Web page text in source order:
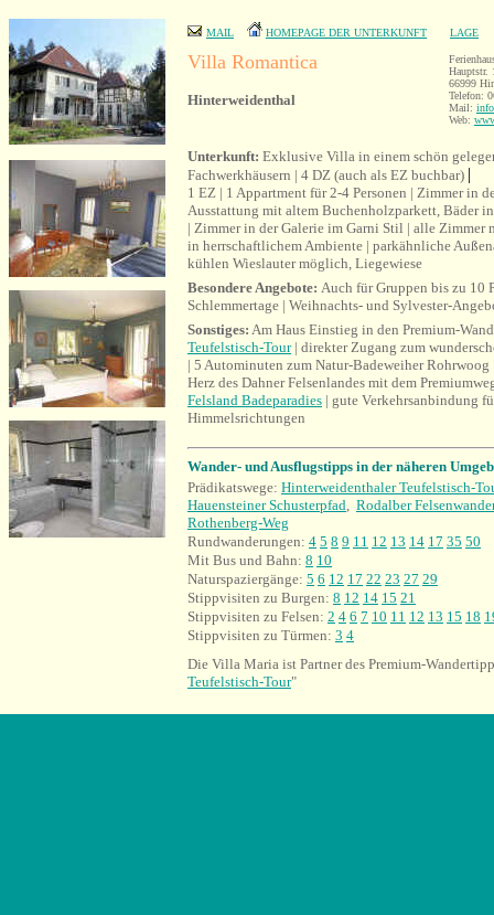
MAIL HOMEPAGE DER UNTERKUNFT LAGE
Villa Romantica
Hinterweidenthal
Hauptstr.
66999
Telefon:
Mail:
Web:
Unterkunft: Exklusive Villa in einem schön
Fachwerkhäusern | 4 DZ (auch als EZ buchbar) |
1 EZ | 1 Appartment für 2-4 Personen | Zimmer in
Ausstattung mit altem Buchenholzparkett, Bäder
| Zimmer in der Galerie im Garni Stil | alle Zimmer
in herrschaftlichem Ambiente | parkähnliche
kühlen Wieslauter möglich, Liegewiese
Besondere Angebote: Auch für Gruppen bis zu 10
Schlemmertage | Weihnachts- und Sylvester-
Sonstiges: Am Haus Einstieg in den Premium-
Teufelstisch-Tour| direkter Zugang zum
| 5 Autominuten zum Natur-Badeweiher
Herz des Dahner Felsenlandes mit dem
Felsland Badeparadies | gute Verkehrsanbindung
Himmelsrichtungen
Wander- und Ausflugstipps in der näheren
Prädikatswege: Hinterweidenthaler Teufelstisch-
Hauensteiner Schusterpfad, Rodalber
Rothenberg-Weg
Rundwanderungen: 4 5 8 9 11 12 13 14 17 35 50
Mit Bus und Bahn: 8 10
Naturspaziergänge: 5 6 12 17 22 23 27 29
Stippvisiten zu Burgen: 8 12 14 15 21
Stippvisiten zu Felsen: 2 4 6 7 10 11 12 13 15 18
Stippvisiten zu Türmen: 3 4
Die Villa Maria ist Partner des Premium-
Teufelstisch-Tour"